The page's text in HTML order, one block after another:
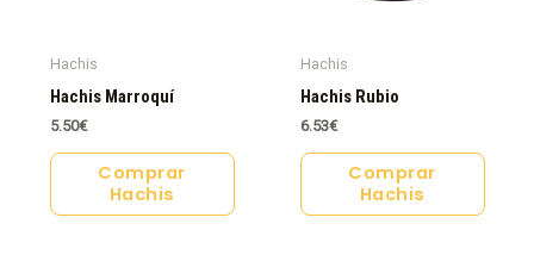
Hachis
Hachis Marroquí
5.50€
Comprar
Hachis
Hachis
Hachis Rubio
6.53€
Comprar
Hachis